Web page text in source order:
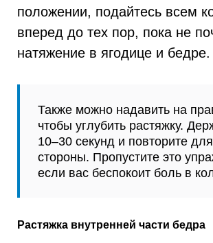
положении, подайтесь всем
вперед до тех пор, пока не
натяжение в ягодице и бедре.
Также можно надавить на
чтобы углубить растяжку.
10–30 секунд и повторите
стороны. Пропустите это
если вас беспокоит боль в
Растяжка внутренней части бедра